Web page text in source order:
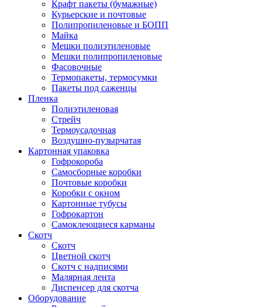
Крафт пакеты (бумажные)
Курьерские и почтовые
Полипропиленовые и БОПП
Майка
Мешки полиэтиленовые
Мешки полипропиленовые
Фасовочные
Термопакеты, термосумки
Пакеты под саженцы
Пленка
Полиэтиленовая
Стрейч
Термоусадочная
Воздушно-пузырчатая
Картонная упаковка
Гофрокороба
Самосборные коробки
Почтовые коробки
Коробки с окном
Картонные тубусы
Гофрокартон
Самоклеющиеся карманы
Скотч
Скотч
Цветной скотч
Скотч с надписями
Малярная лента
Диспенсер для скотча
Оборудование